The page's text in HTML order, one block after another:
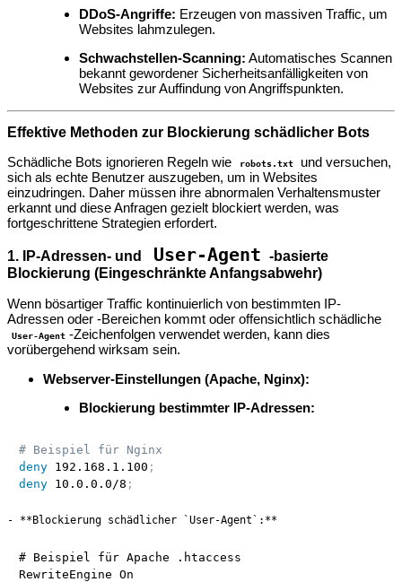
DDoS-Angriffe: Erzeugen von massiven Traffic, um
Websites lahmzulegen.
Schwachstellen-Scanning: Automatisches Scannen
bekannt gewordener Sicherheitsanfälligkeiten von
Websites zur Auffindung von Angriffspunkten.
Effektive Methoden zur Blockierung schädlicher Bots
Schädliche Bots ignorieren Regeln wie
robots.txt
und versuchen,
sich als echte Benutzer auszugeben, um in Websites
einzudringen. Daher müssen ihre abnormalen Verhaltensmuster
erkannt und diese Anfragen gezielt blockiert werden, was
fortgeschrittene Strategien erfordert.
1. IP-Adressen- und User-Agent -basierte
Blockierung (Eingeschränkte Anfangsabwehr)
Wenn bösartiger Traffic kontinuierlich von bestimmten IP-
Adressen oder -Bereichen kommt oder offensichtlich schädliche
User-Agent -Zeichenfolgen verwendet werden, kann dies
vorübergehend wirksam sein.
Webserver-Einstellungen (Apache, Nginx):
Blockierung bestimmter IP-Adressen:
# Beispiel für Nginx
deny 192.168.1.100 ;
deny 10.0.0.0/8 ;
# Beispiel für Apache .htaccess
RewriteEngine On